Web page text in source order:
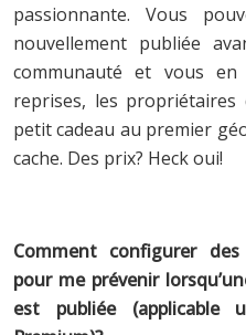
passionnante. Vous
nouvellement publiée
communauté et vous en
reprises, les propriétaires
petit cadeau au premier
cache. Des prix? Heck oui!
Comment configurer
pour me prévenir
est publiée (applicable